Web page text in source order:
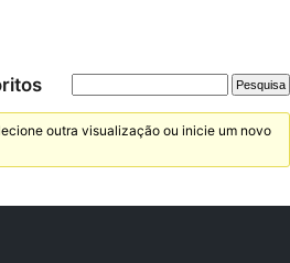
outra visualização ou inicie um novo